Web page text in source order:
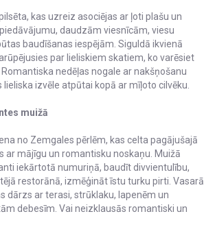
kas uzreiz asociējas ar ļoti plašu un
daudzām viesnīcām, viesu
baudīšanas iespējām. Siguldā ikvienā
par lieliskiem skatiem, ko varēsiet
nedēļas nogale ar nakšņošanu
izvēle atpūtai kopā ar mīļoto cilvēku.
muižā
no Zemgales pērlēm, kas celta pagājušajā
ar mājīgu un romantisku noskaņu. Muižā
iekārtotā numuriņā, baudīt divvientulību,
restorānā, izmēģināt īstu turku pirti. Vasarā
dārzs ar terasi, strūklaku, lapenēm un
debesīm. Vai neizklausās romantiski un